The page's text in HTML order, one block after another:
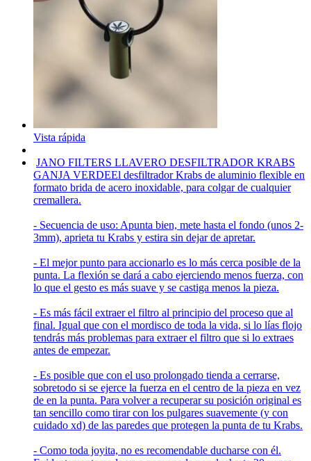
Vista rápida
JANO FILTERS LLAVERO DESFILTRADOR KRABS
GANJA VERDEEl desfiltrador Krabs de aluminio flexible en
formato brida de acero inoxidable, para colgar de cualquier
cremallera.
- Secuencia de uso: Apunta bien, mete hasta el fondo (unos 2-
3mm), aprieta tu Krabs y estira sin dejar de apretar.
- El mejor punto para accionarlo es lo más cerca posible de la
punta. La flexión se dará a cabo ejerciendo menos fuerza, con
lo que el gesto es más suave y se castiga menos la pieza.
- Es más fácil extraer el filtro al principio del proceso que al
final. Igual que con el mordisco de toda la vida, si lo lías flojo
tendrás más problemas para extraer el filtro que si lo extraes
antes de empezar.
- Es posible que con el uso prolongado tienda a cerrarse,
sobretodo si se ejerce la fuerza en el centro de la pieza en vez
de en la punta. Para volver a recuperar su posición original es
tan sencillo como tirar con los pulgares suavemente (y con
cuidado xd) de las paredes que protegen la punta de tu Krabs.
- Como toda joyita, no es recomendable ducharse con él.